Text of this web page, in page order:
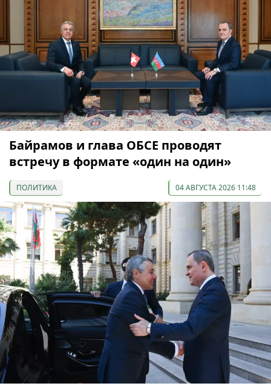
Байрамов и глава ОБСЕ проводят
встречу в формате «один на один»
ПОЛИТИКА 04 АВГУСТА 2026 11:48